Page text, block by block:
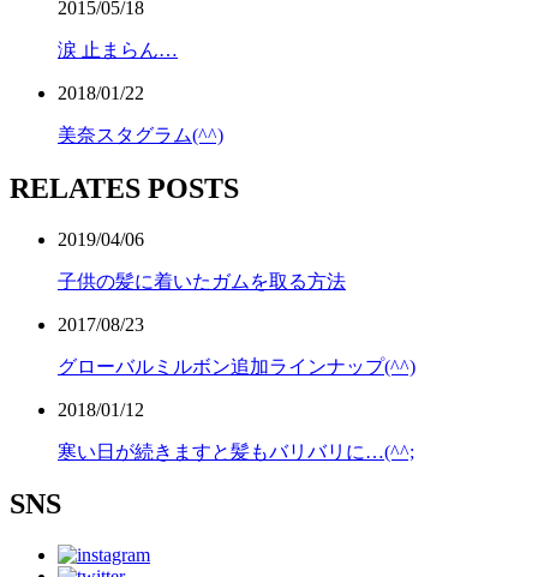
2015/05/18
涙 止まらん…
2018/01/22
美奈スタグラム(^^)
RELATES POSTS
2019/04/06
子供の髪に着いたガムを取る方法
2017/08/23
グローバルミルボン追加ラインナップ(^^)
2018/01/12
寒い日が続きますと髪もバリバリに…(^^;
SNS